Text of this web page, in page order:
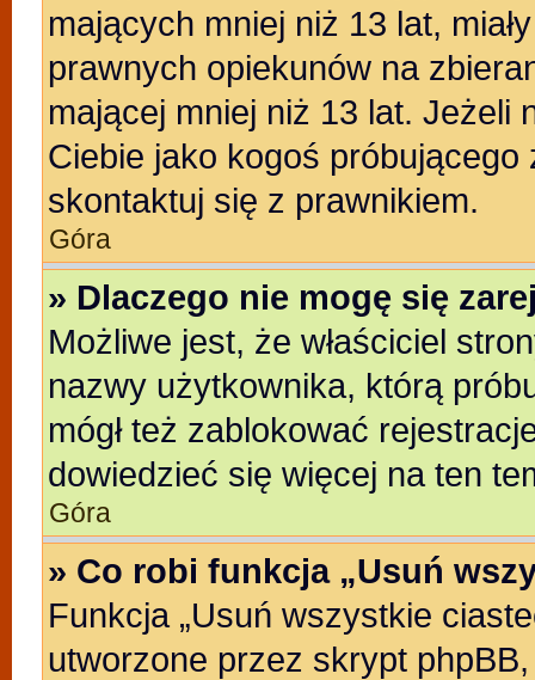
mających mniej niż 13 lat,
prawnych opiekunów na
mającej mniej niż 13 lat. Jeżeli
Ciebie jako kogoś
skontaktuj się z prawnikiem.
Góra
» Dlaczego nie mogę się
Możliwe jest, że właściciel
nazwy użytkownika, którą
mógł też zablokować
dowiedzieć się więcej na ten
Góra
» Co robi funkcja „Usuń
Funkcja „Usuń wszystkie
utworzone przez skrypt